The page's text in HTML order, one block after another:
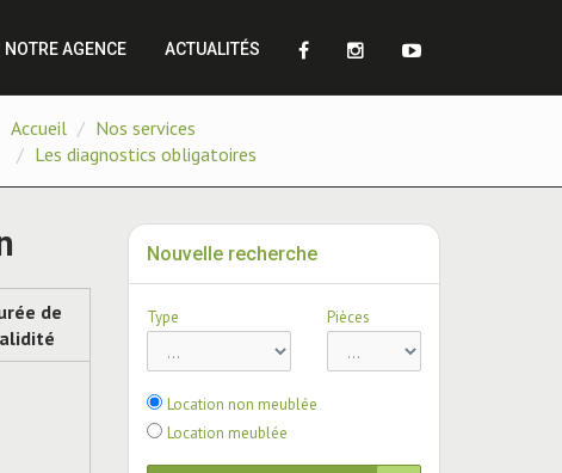
NOTRE AGENCE ACTUALITÉS
Accueil
Nos services
Les diagnostics obligatoires
de
Nouvelle recherche
Type Pièces
Location non meublée
Location meublée